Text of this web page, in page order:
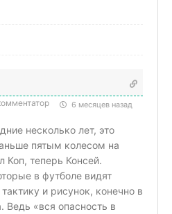
6 месяцев назад
несколько лет, это
пятым колесом на
Коп, теперь Консей.
в футболе видят
и рисунок, конечно в
Ведь «вся опасность в